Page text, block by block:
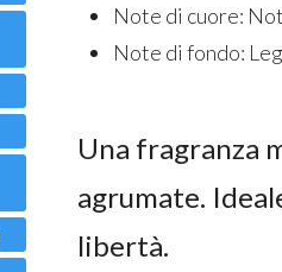
Note di cuore:
Note di fondo:
Una fragranza
agrumate.
libertà.